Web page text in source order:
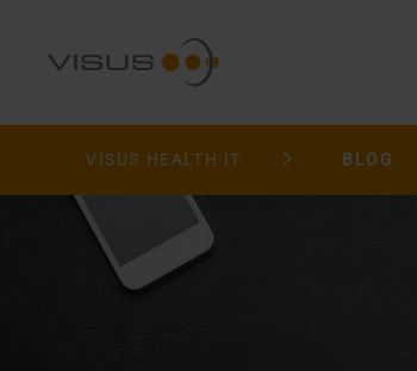
VISUS HEALTH IT BLOG